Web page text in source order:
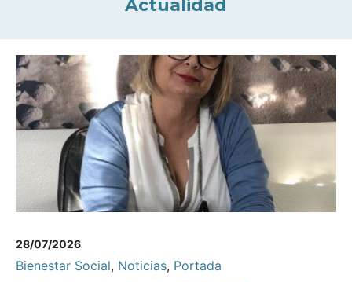
Actualidad
28/07/2026
Bienestar Social, Noticias, Portada